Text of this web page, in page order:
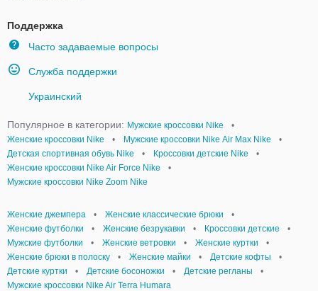
Поддержка
Часто задаваемые вопросы
Служба поддержки
Украинский
Популярное в категории: Мужские кроссовки Nike
•
Женские кроссовки Nike
• Мужские кроссовки Nike Аir Мax Nike
•
Детская спортивная обувь Nike
• Кроссовки детские Nike
•
Женские кроссовки Nike Air Force Nike
•
Мужские кроссовки Nike Zoom Nike
Женские джемпера • Женские классические брюки
•
Женские футболки
• Женские безрукавки • Кроссовки детские
•
Мужские футболки
• Женские ветровки • Женские куртки
•
Женские брюки в полоску
• Женские майки • Детские кофты
•
Детские куртки
• Детские босоножки • Детские регланы
•
Мужские кроссовки Nike Air Terra Humara